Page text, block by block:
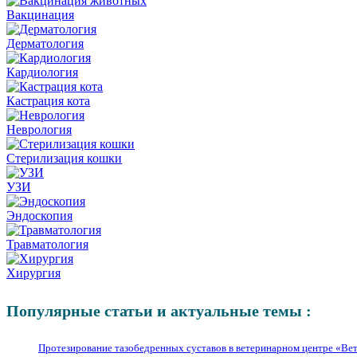
Вакцинация
Дерматология
Кардиология
Кастрация кота
Неврология
Стерилизация кошки
УЗИ
Эндоскопия
Травматология
Хирургия
Популярные статьи и актуальные темы :
Протезирование тазобедренных суставов в ветеринарном центре